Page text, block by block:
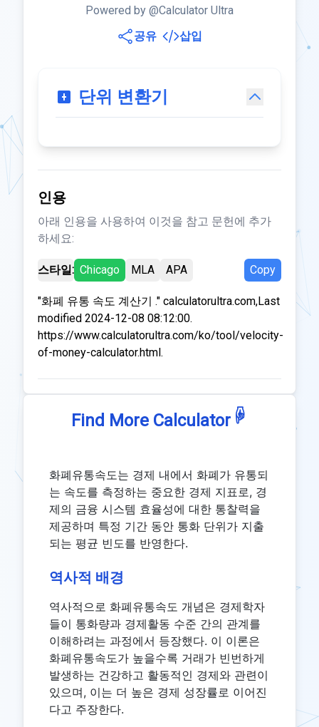
Powered by @Calculator Ultra
공유
삽입
단위 변환기
인용
아래 인용을 사용하여 이것을 참고 문헌에 추가
하세요:
스타일: Chicago MLA APA Copy
"화폐 유통 속도 계산기 ." calculatorultra.com,Last
modified 2024-12-08 08:12:00.
https://www.calculatorultra.com/ko/tool/velocity-
of-money-calculator.html.
Find More Calculator ☟
화폐유통속도는 경제 내에서 화폐가 유통되
는 속도를 측정하는 중요한 경제 지표로, 경
제의 금융 시스템 효율성에 대한 통찰력을
제공하며 특정 기간 동안 통화 단위가 지출
되는 평균 빈도를 반영한다.
역사적 배경
역사적으로 화폐유통속도 개념은 경제학자
들이 통화량과 경제활동 수준 간의 관계를
이해하려는 과정에서 등장했다. 이 이론은
화폐유통속도가 높을수록 거래가 빈번하게
발생하는 건강하고 활동적인 경제와 관련이
있으며, 이는 더 높은 경제 성장률로 이어진
다고 주장한다.